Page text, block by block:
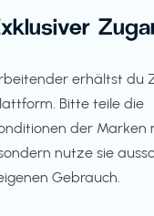
erhältst du
Bitte teile die
der Marken
nutze sie
Gebrauch.